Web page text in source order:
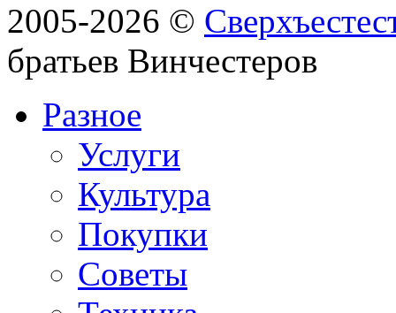
2005-2026 ©
братьев Винчестеров
Разное
Услуги
Культура
Покупки
Советы